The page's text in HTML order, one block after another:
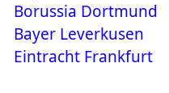
Borussia Dortmund
Bayer Leverkusen
Eintracht Frankfurt